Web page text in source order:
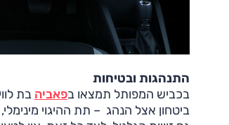
התנהגות ובטיחות
בכביש המפותל תמצאו בפאביה בת
ביטחון אצל הנהג – תת ההיגוי